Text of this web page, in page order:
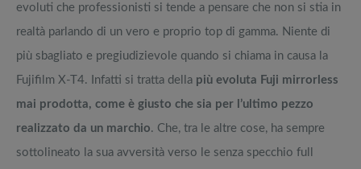
evoluti che professionisti si tende a pensare che non si stia in
realtà parlando di un vero e proprio top di gamma. Niente di
più sbagliato e pregiudizievole quando si chiama in causa la
Fujifilm X-T4. Infatti si tratta della più evoluta Fuji mirrorless
mai prodotta, come è giusto che sia per l’ultimo pezzo
realizzato da un marchio. Che, tra le altre cose, ha sempre
sottolineato la sua avversità verso le senza specchio full